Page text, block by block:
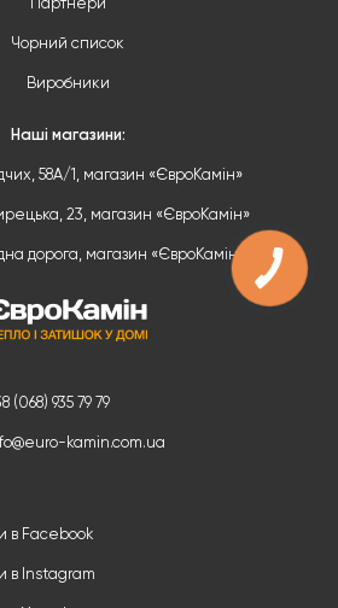
(068) 935 79 79
kamin.com.ua
в Facebook
в Instagram
Партнери
Чорний список
Виробники
Наші магазини:
58А/1, магазин «ЄвроКамін»
23, магазин «ЄвроКамін»
дорога, магазин «ЄвроКамін»